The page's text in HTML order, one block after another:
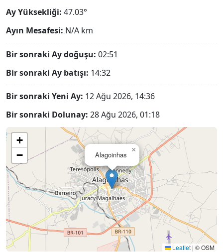
Ay Yüksekliği: 47.03°
Ayın Mesafesi: N/A km
Bir sonraki Ay doğuşu: 02:51
Bir sonraki Ay batışı: 14:32
Bir sonraki Yeni Ay: 12 Ağu 2026, 14:36
Bir sonraki Dolunay: 28 Ağu 2026, 01:18
Alagoinhas
×
+
−
Leaflet | © OSM